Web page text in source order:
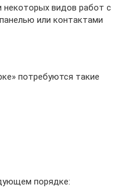
некоторых видов работ с
или контактами
потребуются такие
порядке: